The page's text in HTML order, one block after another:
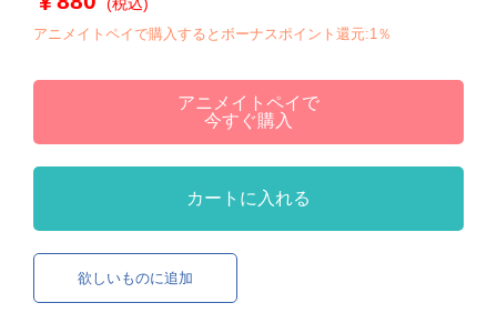
アニメイトペイで購入するとボーナスポイント還元:1％
アニメイトペイで
今すぐ購入
カートに入れる
欲しいものに追加